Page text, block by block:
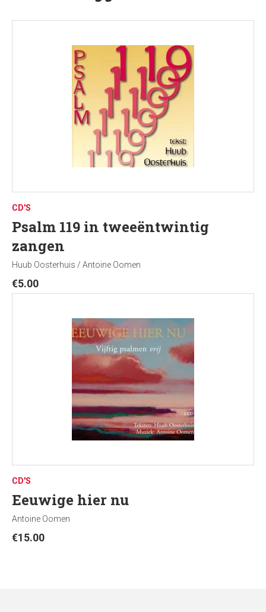
CD'S
Psalm 119 in tweeëntwintig
zangen
Huub Oosterhuis / Antoine Oomen
€5.00
CD'S
Eeuwige hier nu
Antoine Oomen
€15.00